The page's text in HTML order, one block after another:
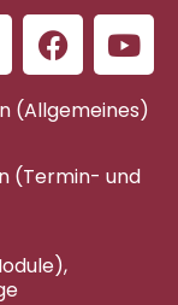
(Allgemeines)
(Termin- und